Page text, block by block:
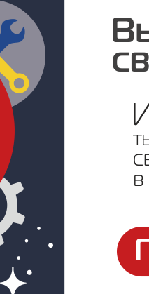
адресной системы
в силу с 1 марта 2021
на объекте - RS-485 или
канале RUBEZH